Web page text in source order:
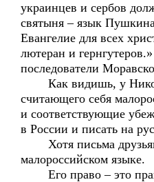
украинцев и сербов
святыня – язык
Евангелие для всех
лютеран и
последователи
Как видишь, у
считающего себя
и соответствующие
в России и писать на
Хотя письма
малороссийском языке.
Его право – это